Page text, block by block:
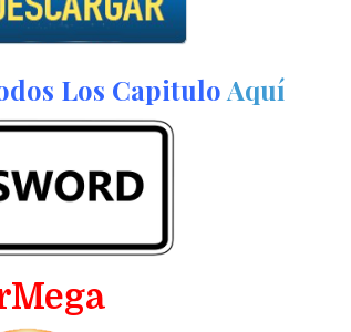
Los Capitulo Aquí